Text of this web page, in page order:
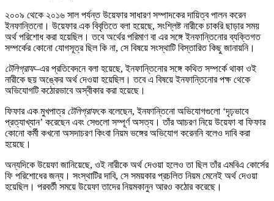
২০০৯ থেকে ২০১৬ সাল পর্যন্ত উয়েফার সাধারণ সম্পাদকের দায়িত্ব পালন করেন
ইনফান্তিনো। উয়েফার এক বিবৃতিতে বলা হয়েছে, সংশ্লিষ্ট নারীকে চাকরি ছাড়ার সময়
অর্থ পরিশোধ করা হয়েছিল। তবে অর্থের পরিমাণ বা এর সঙ্গে ইনফান্তিনোর ব্যক্তিগত
সম্পর্কের কোনো যোগসূত্র ছিল কি না, সে বিষয়ে সংস্থাটি বিস্তারিত কিছু জানায়নি।
টেলিগ্রাফ–এর প্রতিবেদনে বলা হয়েছে, ইনফান্তিনোর সঙ্গে কথিত সম্পর্কে থাকা ওই
নারীকে ছয় অঙ্কের অর্থ দেওয়া হয়েছিল। তবে এ বিষয়ে ইনফান্তিনোর পক্ষ থেকে
অভিযোগটি কঠোরভাবে অস্বীকার করা হয়েছে।
ফিফার এক মুখপাত্র টেলিগ্রাফকে বলেছেন, ইনফান্তিনো অভিযোগগুলো ‘দৃঢ়ভাবে
প্রত্যাখ্যান’ করেছেন এবং সেগুলো সম্পূর্ণ অসত্য। তাঁর আচরণ নিয়ে উয়েফা বা ফিফার
কোনো কর্মী কখনো অসদাচরণ কিংবা নিয়ম ভঙ্গের অভিযোগ করেননি বলেও দাবি করা
হয়েছে।
অন্যদিকে উয়েফা জানিয়েছে, ওই নারীকে অর্থ দেওয়া হলেও তা ছিল তাঁর এমবিএ কোর্সের
ফি পরিশোধের জন্য। সংস্থাটির দাবি, সে সময়কার প্রচলিত নিয়ম মেনেই অর্থ দেওয়া
হয়েছিল। পরবর্তী সময়ে উয়েফা তাদের নিয়মকানুন আরও কঠোর করেছে।